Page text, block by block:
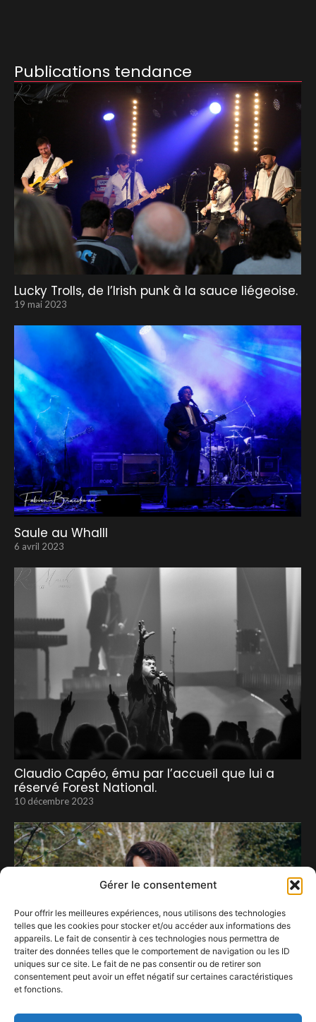
Gérer le consentement
Pour offrir les meilleures expériences, nous utilisons des technologies
telles que les cookies pour stocker et/ou accéder aux informations des
appareils. Le fait de consentir à ces technologies nous permettra de
traiter des données telles que le comportement de navigation ou les ID
uniques sur ce site. Le fait de ne pas consentir ou de retirer son
consentement peut avoir un effet négatif sur certaines caractéristiques
et fonctions.
Publications tendance
Lucky Trolls, de l’Irish punk à la sauce liégeoise.
19 mai 2023
Saule au Whalll
6 avril 2023
Claudio Capéo, ému par l’accueil que lui a
réservé Forest National.
10 décembre 2023
17 novembre 2023